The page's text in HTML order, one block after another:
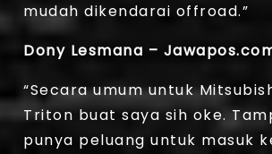
mudah dikendarai offroad.”
Dony Lesmana –
“Secara umum untuk
Triton buat saya sih oke.
punya peluang untuk masuk